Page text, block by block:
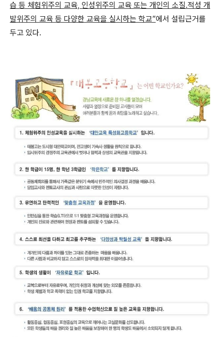
습 등 체험위주의 교육, 인성위주의 교육 또는 개인의 소질․적성 개
발위주의 교육 등 다양한 교육을 실시하는 학교”에서 설립근거를
두고 있다.